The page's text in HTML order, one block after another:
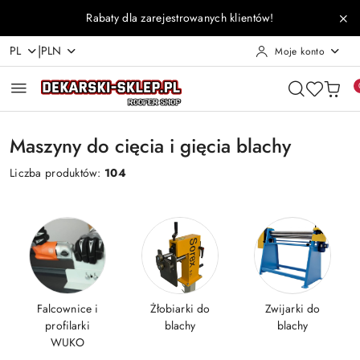
Przejdź do treści głównej
Przejdź do wyszukiwarki
Przejdź do moje konto
Przejdź do menu głównego
Przejdź do stopkiRabaty dla zarejestrowanych klientów!
PL |PLN Moje konto
Maszyny do cięcia i gięcia blachy
Liczba produktów: 104
Falcownice i
profilarki
WUKO
Żłobiarki do
blachy
Zwijarki do
blachy